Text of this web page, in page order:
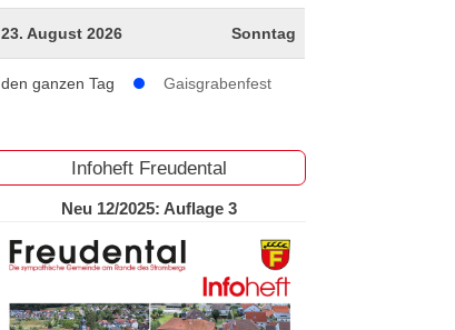
23. August 2026 Sonntag
den ganzen Tag Gaisgrabenfest
Infoheft Freudental
Neu 12/2025: Auflage 3